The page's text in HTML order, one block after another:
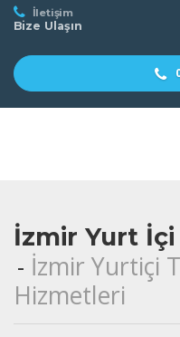
İletişim
Bize Ulaşın
İzmir Yurt
İzmir Yurtiçi
Hizmetleri